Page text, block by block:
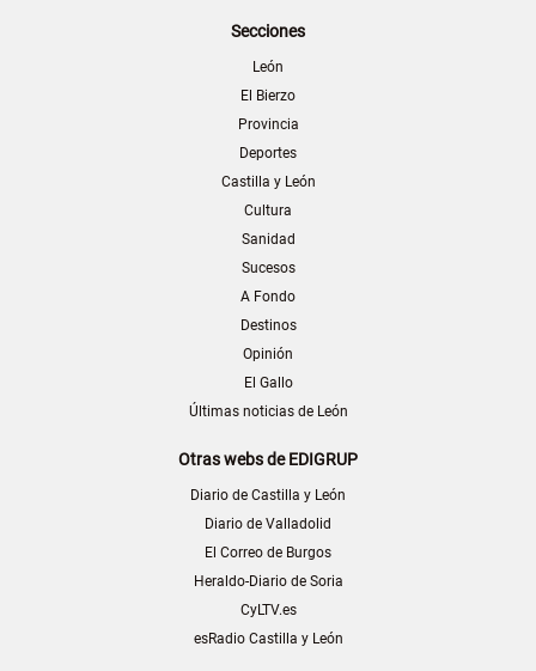
Secciones
León
El Bierzo
Provincia
Deportes
Castilla y León
Cultura
Sanidad
Sucesos
A Fondo
Destinos
Opinión
El Gallo
Últimas noticias de León
Otras webs de EDIGRUP
Diario de Castilla y León
Diario de Valladolid
El Correo de Burgos
Heraldo-Diario de Soria
CyLTV.es
esRadio Castilla y León